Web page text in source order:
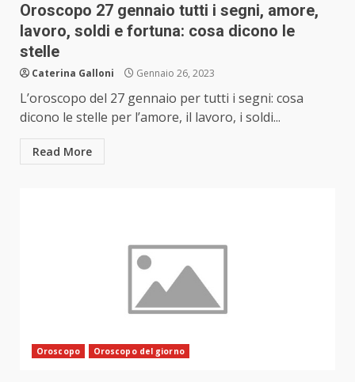
Oroscopo 27 gennaio tutti i segni, amore,
lavoro, soldi e fortuna: cosa dicono le
stelle
Caterina Galloni Gennaio 26, 2023
L’oroscopo del 27 gennaio per tutti i segni: cosa
dicono le stelle per l’amore, il lavoro, i soldi...
Read More
Oroscopo Oroscopo del giorno